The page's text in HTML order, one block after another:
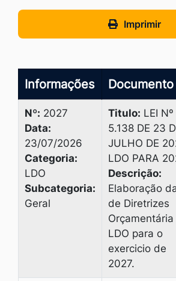
Imprimir
Informações Documento
Nº: 2027
Data:
23/07/2026
Categoria:
LDO
Subcategoria:
Geral
Titulo: LEI Nº
5.138 DE 23
JULHO DE
LDO PARA
Descrição:
Elaboração
de Diretrizes
Orçamentária
LDO para o
exercicio de
2027.